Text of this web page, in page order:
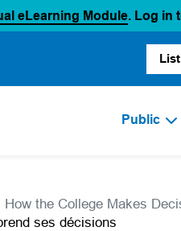
eLearning Module(opens
. Log in
Public
How the College Makes
ses décisions